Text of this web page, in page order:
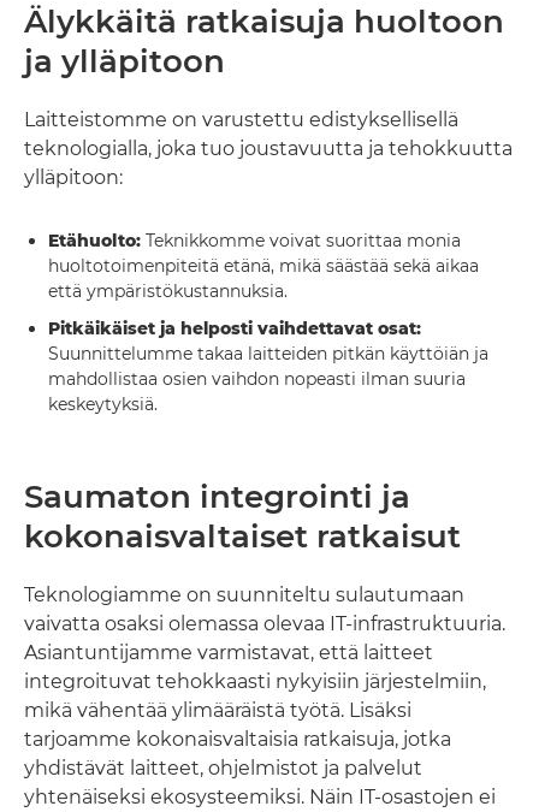
Älykkäitä ratkaisuja huoltoon
ja ylläpitoon
Laitteistomme on varustettu edistyksellisellä
teknologialla, joka tuo joustavuutta ja tehokkuutta
ylläpitoon:
Etähuolto: Teknikkomme voivat suorittaa monia
huoltotoimenpiteitä etänä, mikä säästää sekä aikaa
että ympäristökustannuksia.
Pitkäikäiset ja helposti vaihdettavat osat:
Suunnittelumme takaa laitteiden pitkän käyttöiän ja
mahdollistaa osien vaihdon nopeasti ilman suuria
keskeytyksiä.
Saumaton integrointi ja
kokonaisvaltaiset ratkaisut
Teknologiamme on suunniteltu sulautumaan
vaivatta osaksi olemassa olevaa IT-infrastruktuuria.
Asiantuntijamme varmistavat, että laitteet
integroituvat tehokkaasti nykyisiin järjestelmiin,
mikä vähentää ylimääräistä työtä. Lisäksi
tarjoamme kokonaisvaltaisia ratkaisuja, jotka
yhdistävät laitteet, ohjelmistot ja palvelut
yhtenäiseksi ekosysteemiksi. Näin IT-osastojen ei